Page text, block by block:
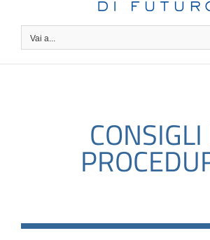
Vai a...
CONSIGLI